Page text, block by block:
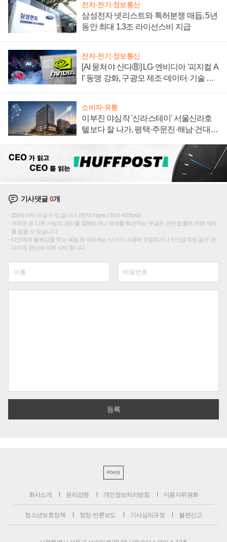
전자·전기·정보통신
삼성전자 넷리스트와 특허분쟁 매듭, 5년
동안 최대 1.3조 라이선스비 지급
전자·전기·정보통신
[AI 뭉쳐야 산다⑧] LG·엔비디아 '피지컬 A
I' 동맹 강화, 구광모 제조·데이터·기술 결
소비자·유통
이부진 야심작 '신라스테이' 서울신라호
텔보다 잘 나가, 평택·주문진·해남·건대로
기사댓글0개
200자까지 쓰실 수 있습니다. (현재 0 byte / 최대 400byte)
저작권 등 다른 사람의 권리를 침해하거나 명예를 훼손하는 댓글은 관련 법률에 의해 제재
를 받을 수 있습니다.
타인에게 불쾌감을 주는 욕설 등 비하하는 단어가 내용에 포함되거나 인신공격성 글은 관
리자의 판단에 의해 삭제 합니다.
PC버전
회사소개 윤리강령 개인정보처리방침 이용자위원회
청소년보호정책 정정·반론보도 기사심의규정 불편신고